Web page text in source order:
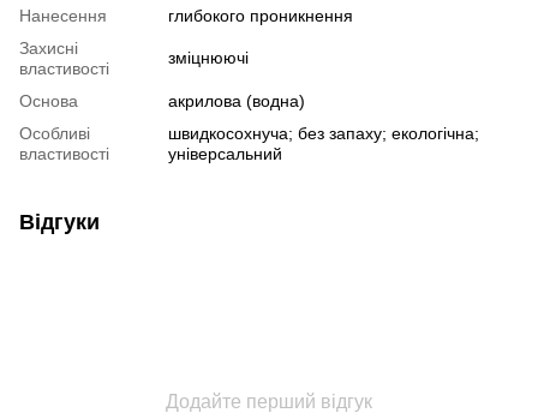
Нанесення
глибокого проникнення
Захисні
властивості
зміцнюючі
Основа
акрилова (водна)
Особливі
властивості
швидкосохнуча; без запаху; екологічна;
універсальний
Відгуки
Додайте перший відгук